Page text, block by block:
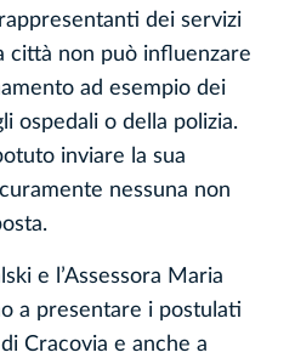
dei servizi
città non può influenzare
ad esempio dei
ospedali o della polizia.
inviare la sua
nessuna non
e l’Assessora Maria
a presentare i postulati
Cracovia e anche a